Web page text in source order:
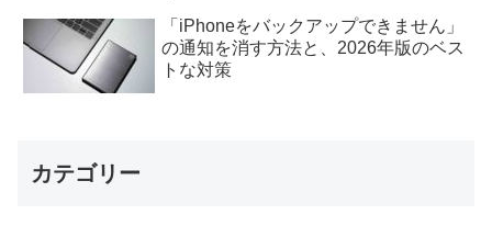
「iPhoneをバックアップできません」
の通知を消す方法と、2026年版のベス
トな対策
カテゴリー